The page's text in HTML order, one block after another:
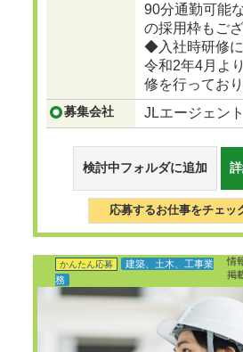
90分通勤可能
の採用枠もござ
◆入社時研修
令和2年4月よ
修を行っており
募集会社 JLエージェント
検討中フォルダに追加
応募するお仕事をチェッ
情
掲
かんたん応募
建築、土木、工事業
務